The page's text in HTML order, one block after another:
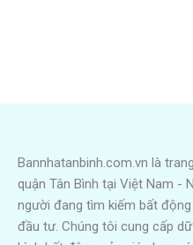
Bannhatanbinh.com.vn là
quận Tân Bình tại Việt Nam -
người đang tìm kiếm bất
đầu tư. Chúng tôi cung cấp